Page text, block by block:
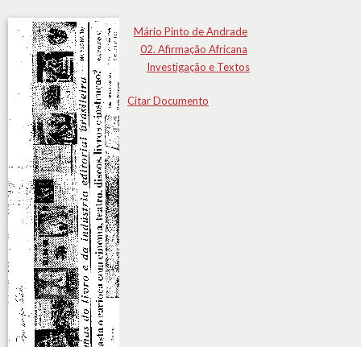
Mário Pinto de Andrade
02. Afirmação Africana
Investigação e Textos
Citar Documento